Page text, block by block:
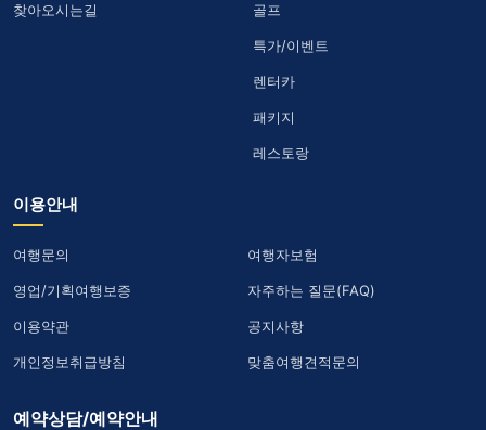
찾아오시는길 골프
특가/이벤트
렌터카
패키지
레스토랑
이용안내
여행문의 여행자보험
영업/기획여행보증 자주하는 질문(FAQ)
이용약관 공지사항
개인정보취급방침 맞춤여행견적문의
예약상담/예약안내